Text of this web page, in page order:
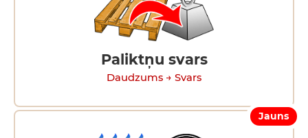
Paliktņu svars
Daudzums → Svars
Jauns